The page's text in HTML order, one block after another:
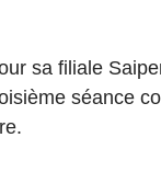
sa filiale
séance